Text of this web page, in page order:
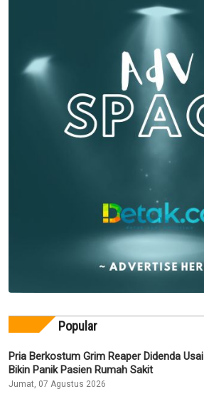
Popular
Pria Berkostum Grim Reaper Didenda Usai
Bikin Panik Pasien Rumah Sakit
Jumat, 07 Agustus 2026